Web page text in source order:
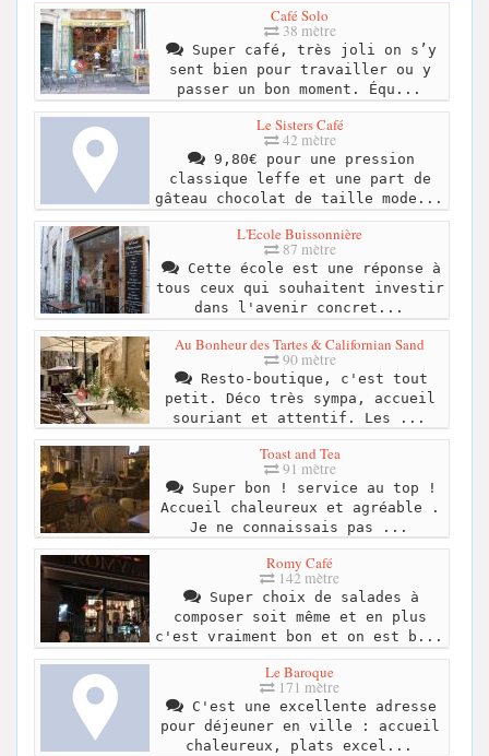
Café Solo
38 mètre
Super café, très joli on s’y
sent bien pour travailler ou y
passer un bon moment. Équ...
Le Sisters Café
42 mètre
9,80€ pour une pression
classique leffe et une part de
gâteau chocolat de taille mode...
L'Ecole Buissonnière
87 mètre
Cette école est une réponse à
tous ceux qui souhaitent investir
dans l'avenir concret...
Au Bonheur des Tartes & Californian Sand
90 mètre
Resto-boutique, c'est tout
petit. Déco très sympa, accueil
souriant et attentif. Les ...
Toast and Tea
91 mètre
Super bon ! service au top !
Accueil chaleureux et agréable .
Je ne connaissais pas ...
Romy Café
142 mètre
Super choix de salades à
composer soit même et en plus
c'est vraiment bon et on est b...
Le Baroque
171 mètre
C'est une excellente adresse
pour déjeuner en ville : accueil
chaleureux, plats excel...